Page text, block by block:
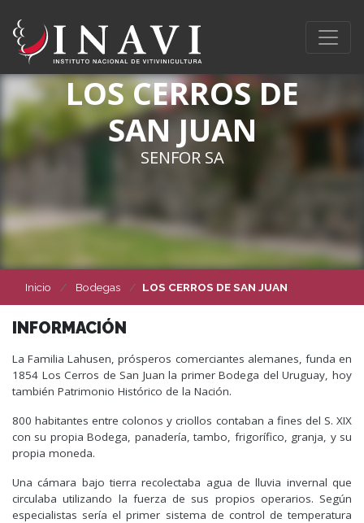
LOS CERROS DE
SAN JUAN
SENFOR SA
Inicio Bodegas LOS CERROS DE SAN JUAN
INFORMACIÓN
La Familia Lahusen, prósperos comerciantes alemanes, funda en
1854 Los Cerros de San Juan la primer Bodega del Uruguay, hoy
también Patrimonio Histórico de la Nación.
800 habitantes entre colonos y criollos contaban a fines del S. XIX
con su propia Bodega, panadería, tambo, frigorífico, granja, y su
propia moneda.
Una cámara bajo tierra recolectaba agua de lluvia invernal que
circulaba utilizando la fuerza de sus propios operarios. Según
especialistas sería el primer sistema de control de temperatura